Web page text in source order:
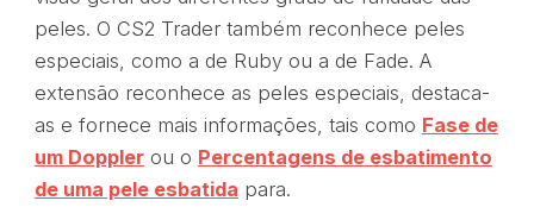
peles. O CS2 Trader também reconhece peles
especiais, como a de Ruby ou a de Fade. A
extensão reconhece as peles especiais, destaca-
as e fornece mais informações, tais como Fase de
um Dopplerou o Percentagens de esbatimento
de uma pele esbatida para.